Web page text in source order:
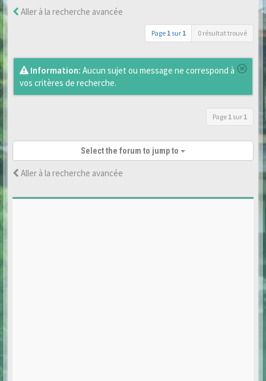
Aller à la recherche avancée
Page 1 sur 1 0 résultat trouvé
Information: Aucun sujet ou message ne correspond à
vos critères de recherche.
Page 1 sur 1
Select the forum to jump to
Aller à la recherche avancée